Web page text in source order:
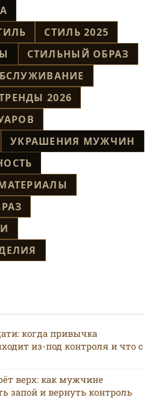
СТИЛЬ 2025
СТИЛЬНЫЙ ОБРАЗ
2026
УКРАШЕНИЯ МУЖЧИН
когда привычка
из-под контроля и что с
верх: как мужчине
запой и вернуть контроль